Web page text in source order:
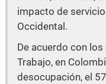
impacto de
Occidental.
De acuerdo con
Trabajo, en
desocupación, el